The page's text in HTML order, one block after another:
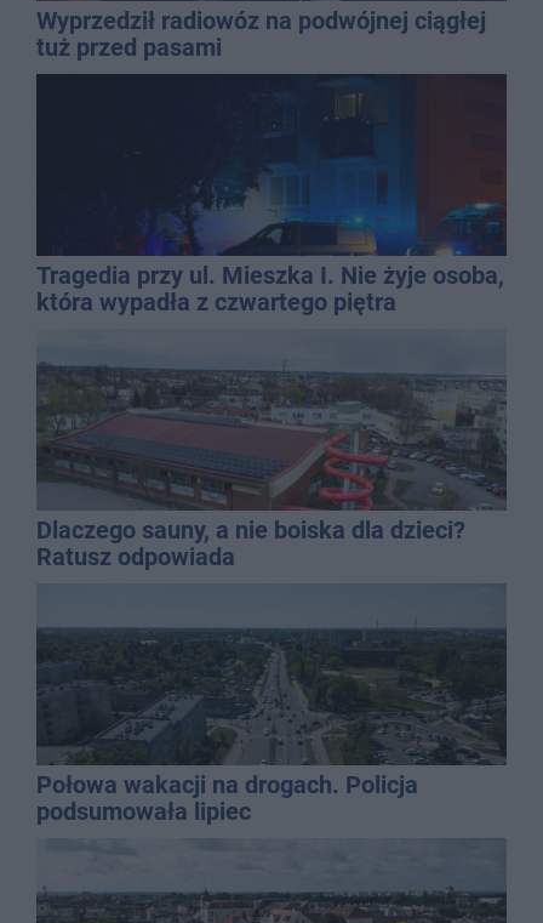
Wyprzedził radiowóz na podwójnej ciągłej
tuż przed pasami
Tragedia przy ul. Mieszka I. Nie żyje osoba,
która wypadła z czwartego piętra
Dlaczego sauny, a nie boiska dla dzieci?
Ratusz odpowiada
Połowa wakacji na drogach. Policja
podsumowała lipiec